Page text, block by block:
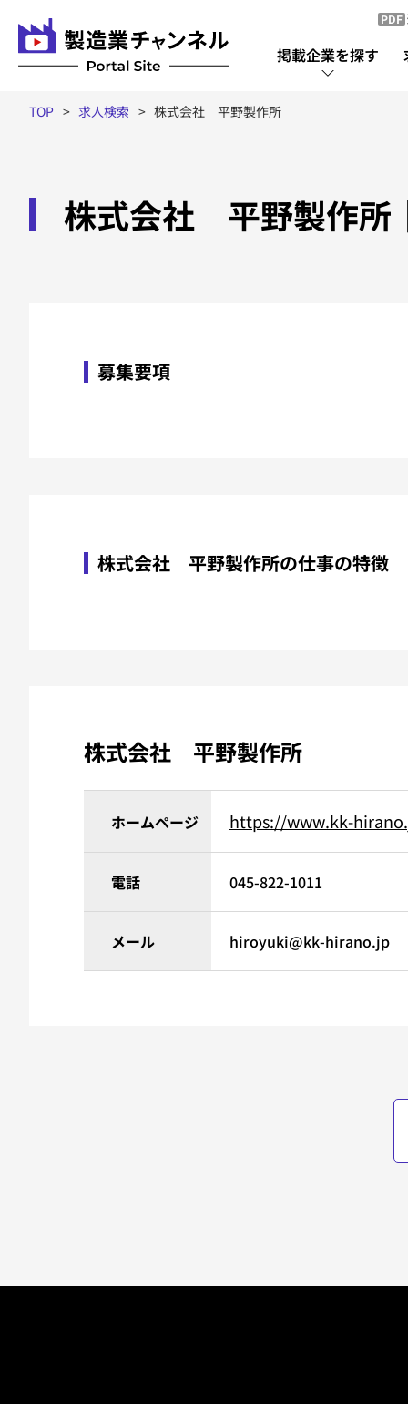
PDF
掲載企業を探す
掲載企業一覧
TOP 求人検索 株式会社 平野製作所
株式会社 平野製作所
募集要項
株式会社 平野製作所の仕事の特徴
株式会社 平野製作所
ホームページ https://www.kk-
電話 045-822-1011
メール hiroyuki@kk-hirano.jp